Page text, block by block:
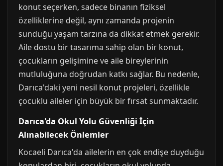
konut seçerken, sadece binanın fiziksel
özelliklerine değil, aynı zamanda projenin
sunduğu yaşam tarzına da dikkat etmek gerekir.
Aile dostu bir tasarıma sahip olan bir konut,
çocukların gelişimine ve aile bireylerinin
mutluluğuna doğrudan katkı sağlar. Bu nedenle,
Darıca'daki yeni nesil konut projeleri, özellikle
çocuklu aileler için büyük bir fırsat sunmaktadır.
Darıca'da Okul Yolu Güvenliği İçin
Alınabilecek Önlemler
Kocaeli Darıca'da ailelerin en çok endişe duyduğu